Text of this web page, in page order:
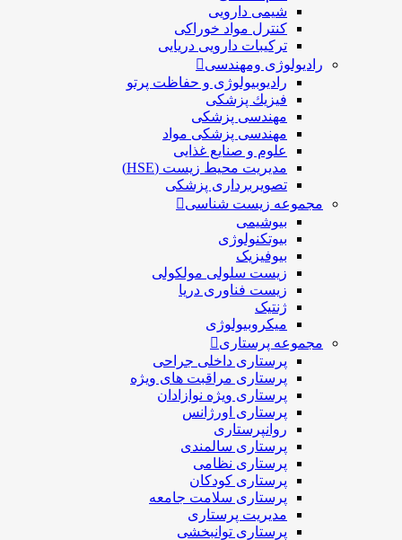
شیمی دارویی
کنترل مواد خوراکی
ترکیبات دارویی دریایی
رادیولوژی ومهندسی
رادیوبیولوژی و حفاظت پرتو
فيزيك پزشکی
مهندسی پزشکی
مهندسی پزشکی مواد
علوم و صنايع غذایی
مدیریت محیط زیست (HSE)
تصویربرداری پزشکی
مجموعه زیست شناسی
بیوشیمی
بیوتکنولوژی
بیوفیزیک
زیست سلولی مولکولی
زیست فناوری دریا
ژنتیک
میکروبیولوژی
مجموعه پرستاری
پرستاری داخلی جراحی
پرستاری مراقبت های ويژه
پرستاری ويژه نوازادان
پرستاری اورژانس
روانپرستاری
پرستاری سالمندی
پرستاری نظامی
پرستاری کودکان
پرستاری سلامت جامعه
مدیریت پرستاری
پرستاری توانبخشی